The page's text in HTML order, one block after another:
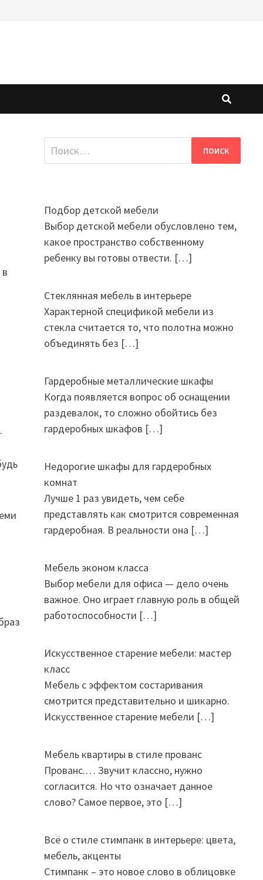
Найти:
Подбор детской мебели
Выбор детской мебели обусловлено тем,
какое пространство собственному
ребенку вы готовы отвести. […]
Стеклянная мебель в интерьере
Характерной спецификой мебели из
стекла считается то, что полотна можно
объединять без […]
Гардеробные металлические шкафы
Когда появляется вопрос об оснащении
раздевалок, то сложно обойтись без
гардеробных шкафов […]
Недорогие шкафы для гардеробных
комнат
Лучше 1 раз увидеть, чем себе
представлять как смотрится современная
гардеробная. В реальности она […]
Мебель эконом класса
Выбор мебели для офиса — дело очень
важное. Оно играет главную роль в общей
работоспособности […]
Искусственное старение мебели: мастер
класс
Мебель с эффектом состаривания
смотрится представительно и шикарно.
Искусственное старение мебели […]
Мебель квартиры в стиле прованс
Прованс.… Звучит классно, нужно
согласится. Но что означает данное
слово? Самое первое, это […]
Всё о стиле стимпанк в интерьере: цвета,
мебель, акценты
Стимпанк – это новое слово в облицовке